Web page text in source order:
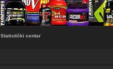
Statistički centar